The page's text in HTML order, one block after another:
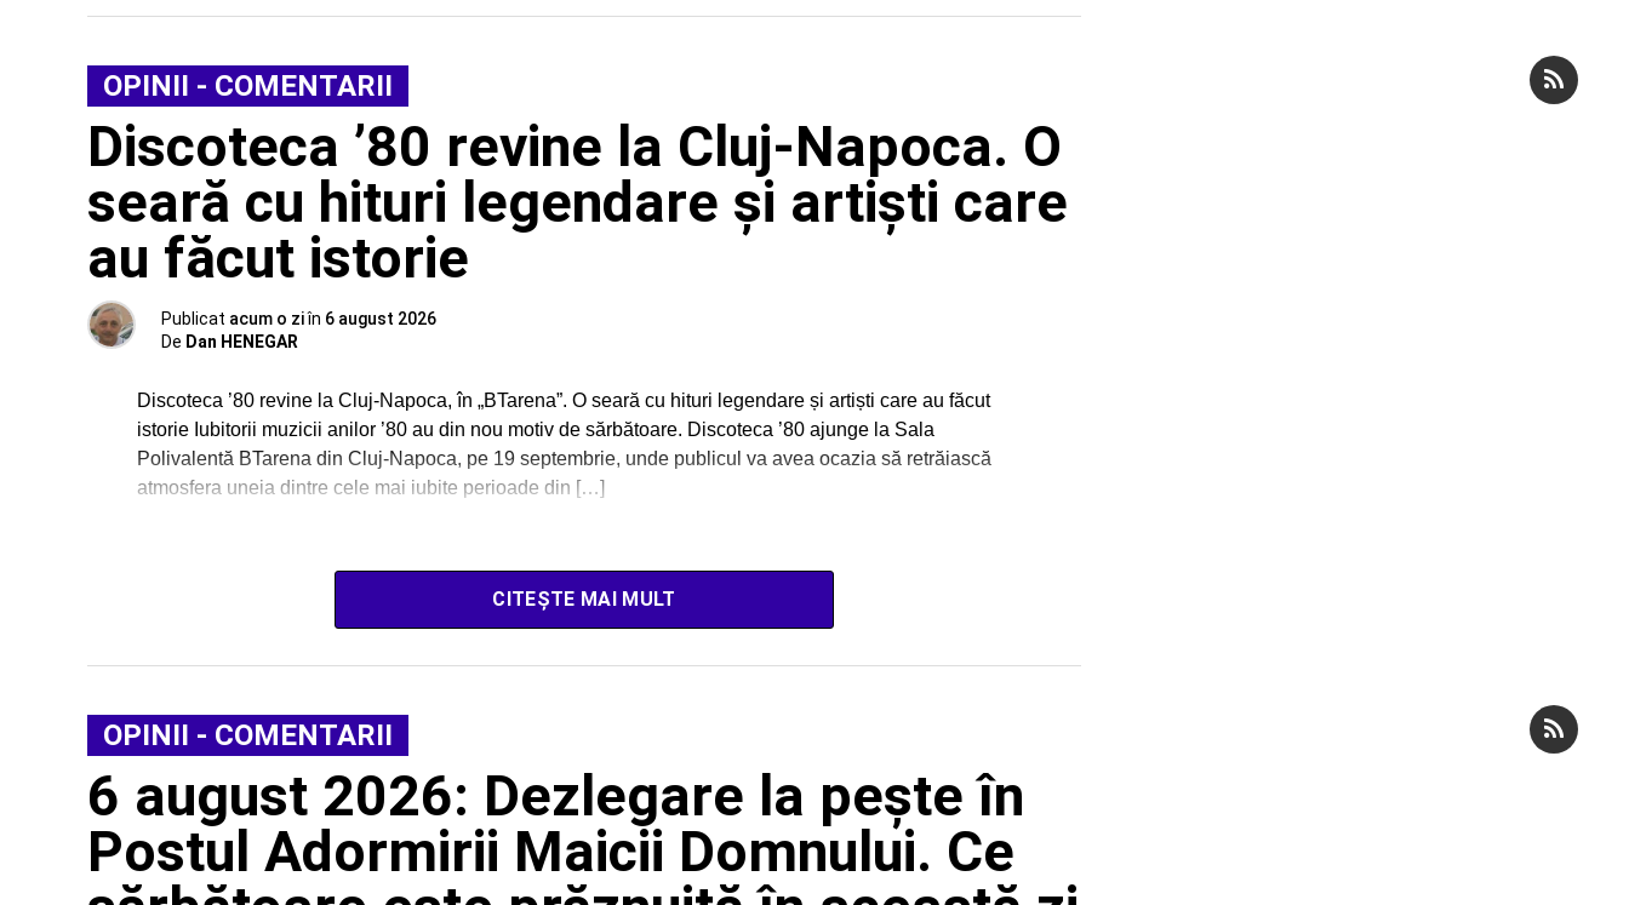
OPINII - COMENTARII
Discoteca ’80 revine la Cluj-Napoca. O
seară cu hituri legendare și artiști care
au făcut istorie
Publicat acum o ziîn 6 august 2026
De Dan HENEGAR
Discoteca ’80 revine la Cluj-Napoca, în „BTarena”. O seară cu hituri legendare și artiști care au făcut
istorie Iubitorii muzicii anilor ’80 au din nou motiv de sărbătoare. Discoteca ’80 ajunge la Sala
Polivalentă BTarena din Cluj-Napoca, pe 19 septembrie, unde publicul va avea ocazia să retrăiască
atmosfera uneia dintre cele mai iubite perioade din […]
CITEȘTE MAI MULT
OPINII - COMENTARII
6 august 2026: Dezlegare la pește în
Postul Adormirii Maicii Domnului. Ce